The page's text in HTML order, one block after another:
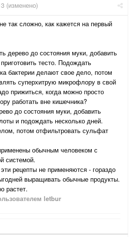
(изменено)
так сложно, как кажется на первый
дерево до состояния муки, добавить
тесто. Подождать
бактерии делают свое дело, потом
суперхитрую микрофлору в свой
прижиться, когда можно просто
работать вне кишечника?
до состояния муки, добавить
и подождать несколько дней.
потом отфильтровать сульфат
обычным человеком с
системой.
рецепты не применяются - гораздо
выращивать обычные продукты.
растет.
letbur